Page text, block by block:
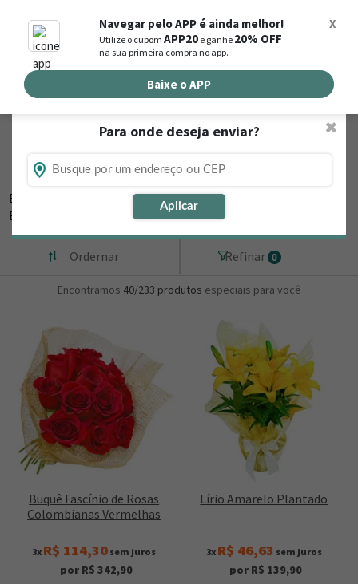
Navegar pelo APP é ainda melhor!
Utilize o cupomAPP20 e ganhe 20% OFF
na sua primeira compra no app.
X
Baixe o APP
Busca de produtos
Buscar por endereço de entrega
Para onde deseja enviar?
Aplicar
✖
Flores, Cestas e Presentes em Barão de
Antonina - SP
Está procurando loja de presente online em Barão de Antonina - SP?
Então, navegue
Refinar 0
Ordernar
Encontramos 40/233 produtos especiais para você
Buquê Fascínio de Rosas
Colombianas Vermelhas
3x R$ 114,30 sem juros
por R$ 342,90
Lírio Amarelo Plantado
3x R$ 46,63 sem juros
por R$ 139,90